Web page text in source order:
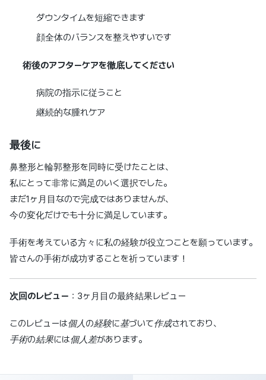
ダウンタイムを短縮できます
顔全体のバランスを整えやすいです
術後のアフターケアを徹底してください
病院の指示に従うこと
継続的な腫れケア
最後に
鼻整形と輪郭整形を同時に受けたことは、
私にとって非常に満足のいく選択でした。
まだ1ヶ月目なので完成ではありませんが、
今の変化だけでも十分に満足しています。
手術を考えている方々に私の経験が役立つことを願っています。
皆さんの手術が成功することを祈っています！
次回のレビュー ：3ヶ月目の最終結果レビュー
このレビューは個人の経験に基づいて作成されており、
手術の結果には個人差があります。